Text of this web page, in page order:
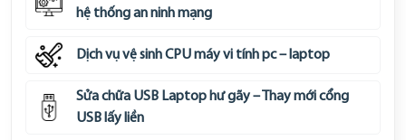
hệ thống an ninh mạng
Dịch vụ vệ sinh CPU máy vi tính pc – laptop
Sửa chữa USB Laptop hư gãy – Thay mới cổng
USB lấy liền